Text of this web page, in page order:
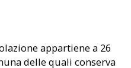
appartiene a 26
delle quali conserva